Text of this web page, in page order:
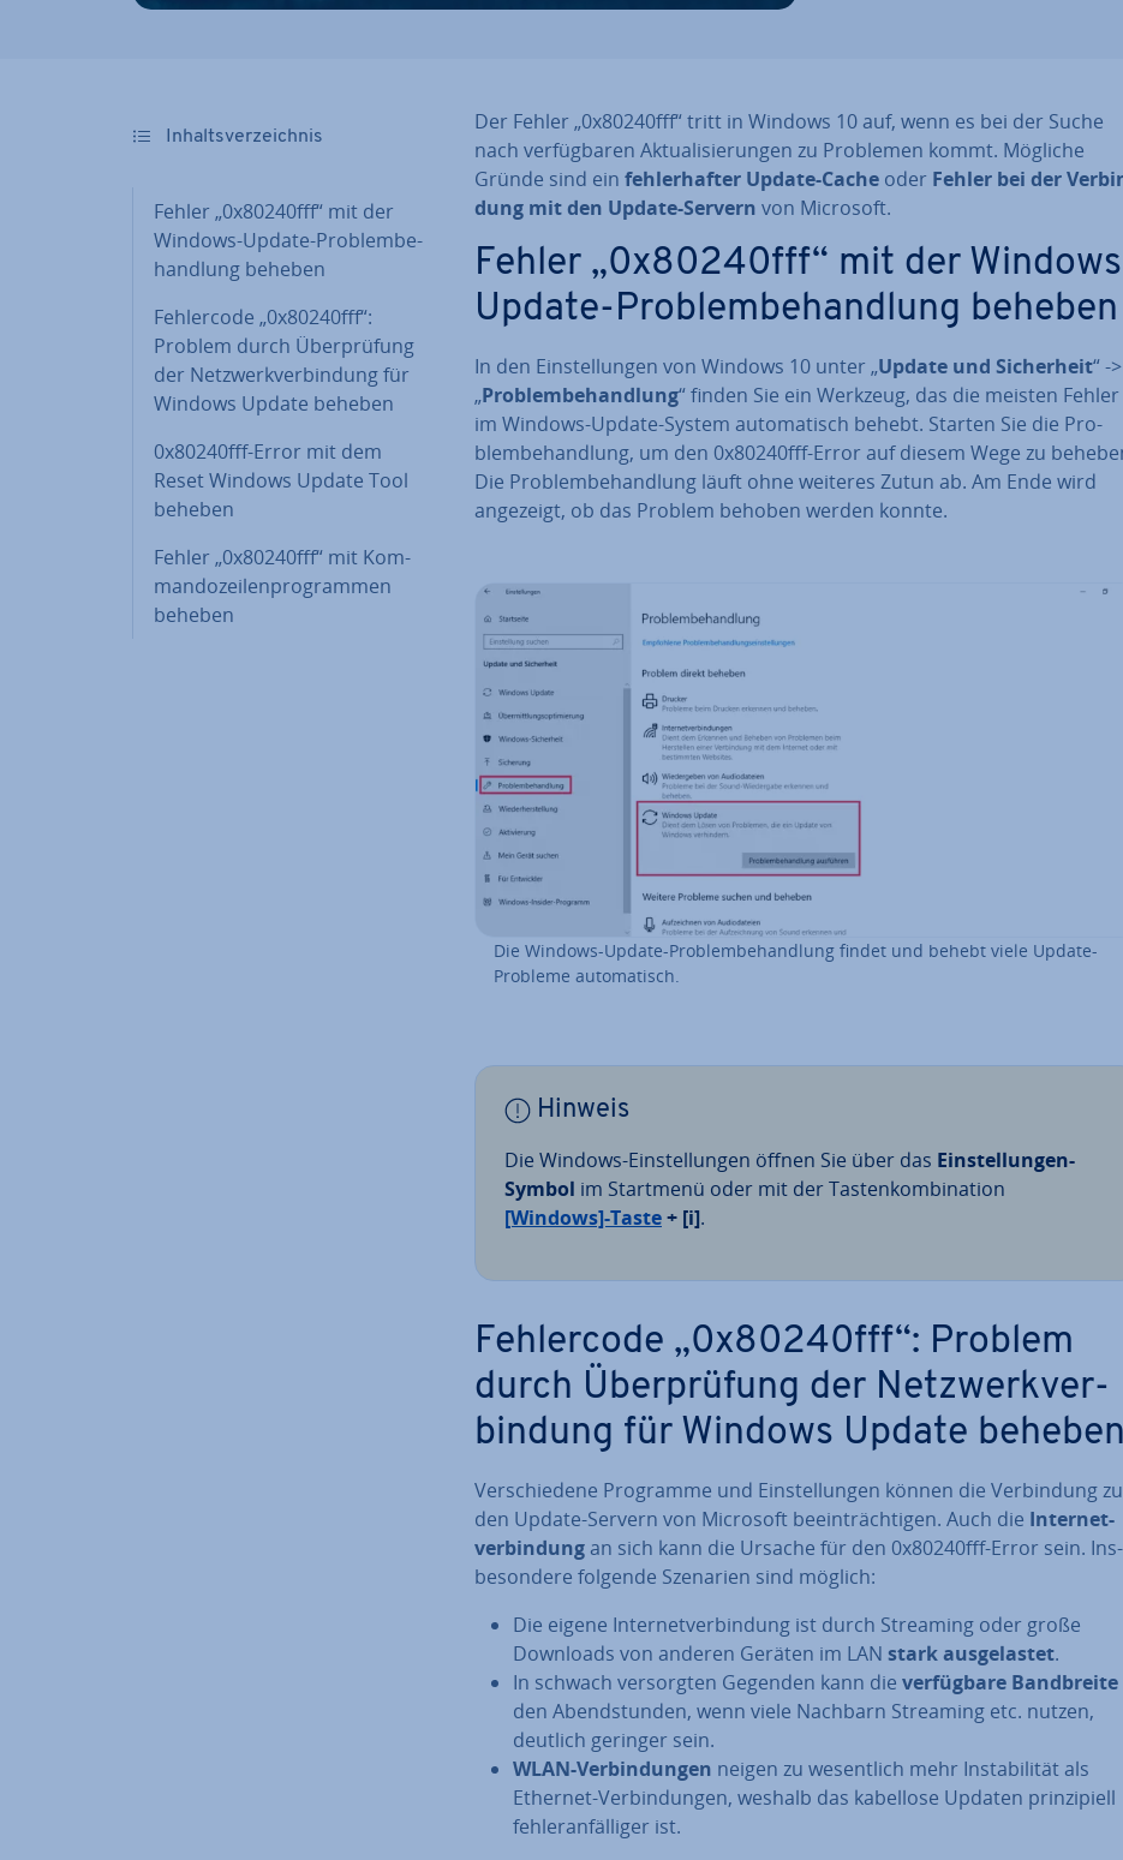
In­halts­ver­zeich­nis
Fehler „0x80240fff“ mit der
Windows-Update-Pro­blem­be­
hand­lung beheben
Feh­ler­code „0x80240fff“:
Problem durch Über­prü­fung
der Netz­werk­ver­bin­dung für
Windows Update beheben
0x80240fff-Error mit dem
Reset Windows Update Tool
beheben
Fehler „0x80240fff“ mit Kom­
man­do­zei­len­pro­gram­men
beheben
Der Fehler „0x80240fff“ tritt in Windows 10 auf, wenn es bei der Suche
nach ver­füg­ba­ren Ak­tua­li­sie­run­gen zu Problemen kommt. Mögliche
Gründe sind ein feh­ler­haf­ter Update-Cache oder Fehler bei der
dung mit den Update-Servern von Microsoft.
Fehler „0x80240fff“ mit der
Update-Pro­blem­be­hand­lung beheben
In den Ein­stel­lun­gen von Windows 10 unter „Update und Si­cher­heit“ ->
„Pro­blem­be­hand­lung“ finden Sie ein Werkzeug, das die meisten Fehler
im Windows-Update-System au­to­ma­tisch behebt. Starten Sie die Pro­
blem­be­hand­lung, um den 0x80240fff-Error auf diesem Wege zu
Die Pro­blem­be­hand­lung läuft ohne weiteres Zutun ab. Am Ende wird
angezeigt, ob das Problem behoben werden konnte.
Die Windows-Update-Pro­blem­be­hand­lung findet und behebt viele Update-
Probleme au­to­ma­tisch.
Hinweis
Die Windows-Ein­stel­lun­gen öffnen Sie über das Ein­stel­lun­gen-
Symbol im Startmenü oder mit der Tas­ten­kom­bi­na­ti­on
[Windows]-Taste+ [i].
Feh­ler­code „0x80240fff“: Problem
durch Über­prü­fung der Netz­werk­ver­
bin­dung für Windows Update beheben
Ver­schie­de­ne Programme und Ein­stel­lun­gen können die Ver­bin­dung zu
den Update-Servern von Microsoft be­ein­träch­ti­gen. Auch die In­ter­net­
ver­bin­dungan sich kann die Ursache für den 0x80240fff-Error sein. Ins­
be­son­de­re folgende Szenarien sind möglich:
Die eigene In­ter­net­ver­bin­dung ist durch Streaming oder große
Downloads von anderen Geräten im LAN stark aus­ge­las­tet.
In schwach ver­sorg­ten Gegenden kann die ver­füg­ba­re Band­brei­te
den Abend­stun­den, wenn viele Nachbarn Streaming etc. nutzen,
deutlich geringer sein.
WLAN-Ver­bin­dun­gen neigen zu we­sent­lich mehr In­sta­bi­li­tät als
Ethernet-Ver­bin­dun­gen, weshalb das kabellose Updaten prin­zi­pi­ell
feh­ler­an­fäl­li­ger ist.